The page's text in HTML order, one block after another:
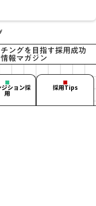
ングを目指す採用成功
報マガジン
ジション採
用
採用Tips